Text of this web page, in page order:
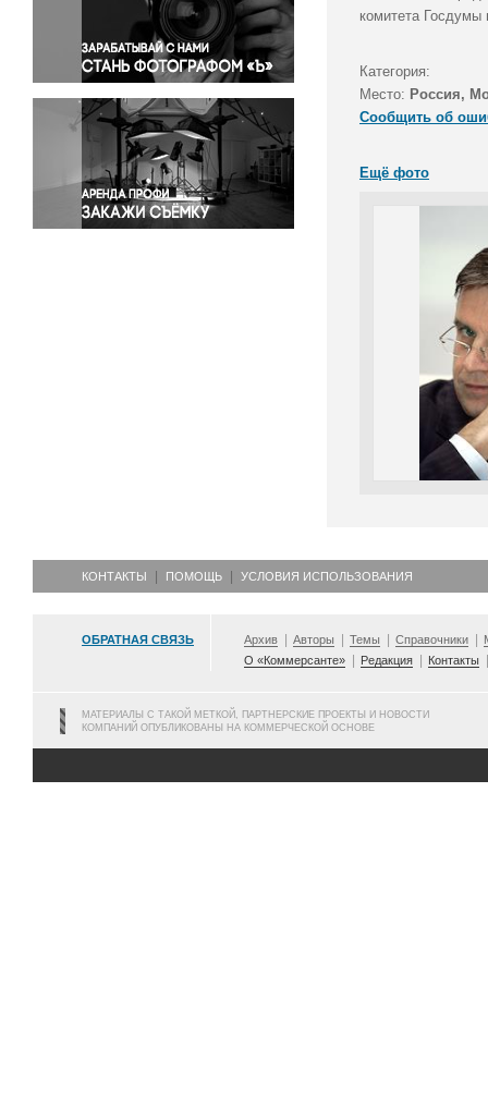
Правосудие
Происшествия и конфликты
Религия
Светская жизнь
Спорт
Экология
Экономика и бизнес
комитета Госдумы
Категория:
Место: Россия,
Сообщить об
Ещё фото
КОНТАКТЫ ПОМОЩЬ УСЛОВИЯ ИСПОЛЬЗОВАНИЯ
ОБРАТНАЯ СВЯЗЬ Архив Авторы Темы Справочники
О «Коммерсанте»
Редакция Контакты
МАТЕРИАЛЫ С ТАКОЙ МЕТКОЙ, ПАРТНЕРСКИЕ ПРОЕКТЫ И НОВОСТИ
КОМПАНИЙ ОПУБЛИКОВАНЫ НА КОММЕРЧЕСКОЙ ОСНОВЕ